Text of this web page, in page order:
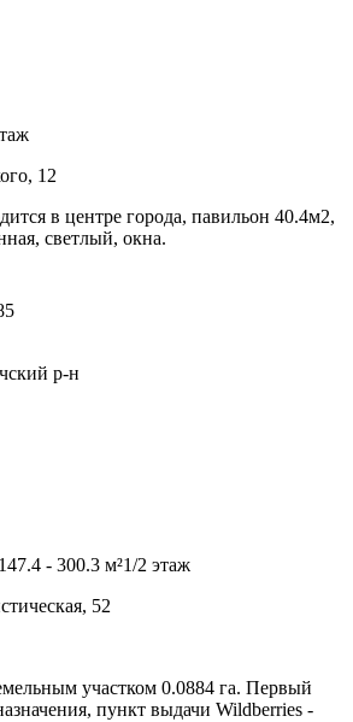
12
в центре города, павильон 40.4м2,
светлый, окна.
р-н
147.4 - 300.3 м²1/2 этаж
52
участком 0.0884 га. Первый
пункт выдачи Wildberries -